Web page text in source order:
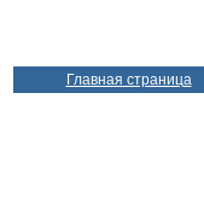
Главная страница